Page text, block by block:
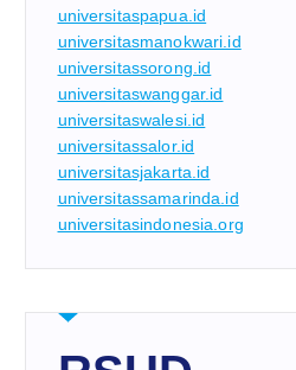
universitaspapua.id
universitasmanokwari.id
universitassorong.id
universitaswanggar.id
universitaswalesi.id
universitassalor.id
universitasjakarta.id
universitassamarinda.id
universitasindonesia.org